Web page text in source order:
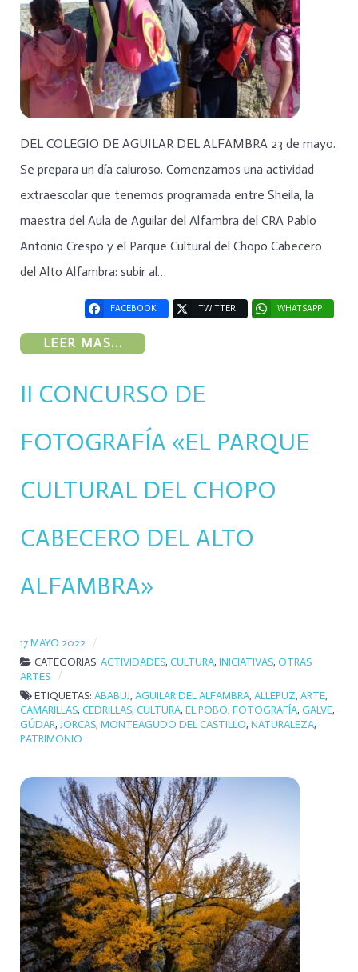
DEL COLEGIO DE AGUILAR DEL ALFAMBRA 23 de mayo.
Se prepara un día caluroso. Comenzamos una actividad
extraescolar que tenemos programada entre Sheila, la
maestra del Aula de Aguilar del Alfambra del CRA Pablo
Antonio Crespo y el Parque Cultural del Chopo Cabecero
del Alto Alfambra: subir al…
FACEBOOK TWITTER WHATSAPP
LEER MAS...
II CONCURSO DE
FOTOGRAFÍA «EL PARQUE
CULTURAL DEL CHOPO
CABECERO DEL ALTO
ALFAMBRA»
17 MAYO 2022
CATEGORIAS: ACTIVIDADES, CULTURA, INICIATIVAS, OTRAS
ARTES
ETIQUETAS: ABABUJ, AGUILAR DEL ALFAMBRA, ALLEPUZ, ARTE,
CAMARILLAS, CEDRILLAS, CULTURA, EL POBO, FOTOGRAFÍA, GALVE,
GÚDAR, JORCAS, MONTEAGUDO DEL CASTILLO, NATURALEZA,
PATRIMONIO